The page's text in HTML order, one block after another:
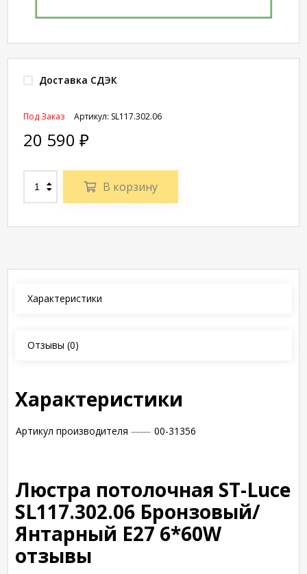
Доставка СДЭК
Артикул: SL117.302.06
Под Заказ
20 590 ₽
В корзину
Характеристики
Отзывы (0)
Характеристики
Артикул производителя 00-31356
Люстра потолочная ST-Luce
SL117.302.06 Бронзовый/
Янтарный E27 6*60W
отзывы